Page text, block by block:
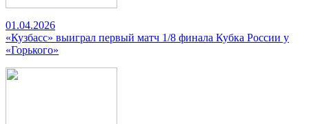
01.04.2026
«Кузбасс» выиграл первый матч 1/8 финала Кубка России у
«Горького»